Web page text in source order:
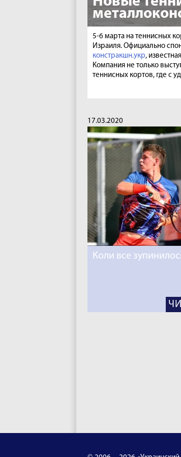
5-6 марта на теннисных
Израиля. Официально
констракшн.укр,
Компания не только
теннисных кортов, где с
17.03.2020
Коли все